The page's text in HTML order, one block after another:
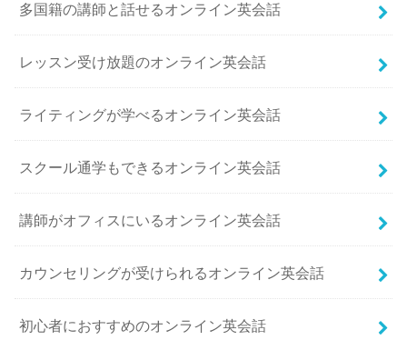
多国籍の講師と話せるオンライン英会話
レッスン受け放題のオンライン英会話
ライティングが学べるオンライン英会話
スクール通学もできるオンライン英会話
講師がオフィスにいるオンライン英会話
カウンセリングが受けられるオンライン英会話
初心者におすすめのオンライン英会話